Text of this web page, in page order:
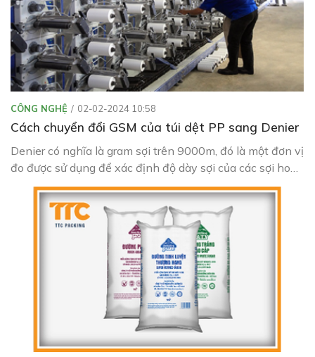
CÔNG NGHỆ 02-02-2024 10:58
Cách chuyển đổi GSM của túi dệt PP sang Denier
Denier có nghĩa là gram sợi trên 9000m, đó là một đơn vị
đo được sử dụng để xác định độ dày sợi của các sợi hoặc
sợi cá nhân được sử dụng trong quá trình tạo ra các loại